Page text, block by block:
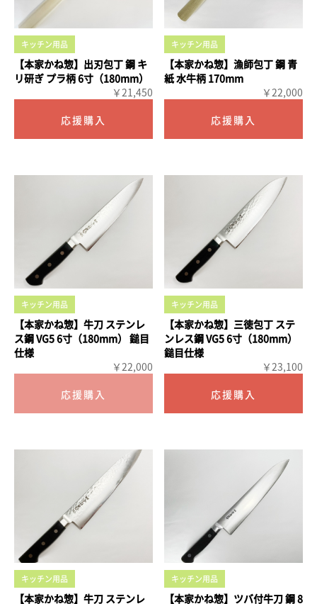
キッチン用品
【本家かね惣】出刃包丁 鋼 キ
リ研ぎ プラ柄 6寸（180mm）
￥21,450
キッチン用品
【本家かね惣】漁師包丁 鋼 青
紙 水牛柄 170mm
￥22,000
キッチン用品
【本家かね惣】牛刀 ステンレ
ス鋼 VG5 6寸（180mm） 鎚目
仕様
￥22,000
キッチン用品
【本家かね惣】三徳包丁 ステ
ンレス鋼 VG5 6寸（180mm）
鎚目仕様
￥23,100
キッチン用品
【本家かね惣】牛刀 ステンレ
キッチン用品
【本家かね惣】ツバ付牛刀 鋼 8